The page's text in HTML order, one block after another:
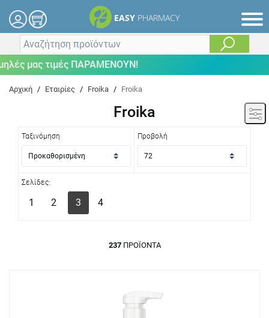
EASY PHARMACY
τιμές ΠΑΡΑΜΕΝΟΥΝ!
Αρχική / Εταιρίες / Froika / Froika
Froika
Ταξινόμηση Προβολή
Σελίδες:
1 2 3 4
237ΠΡΟΪΌΝΤΑ